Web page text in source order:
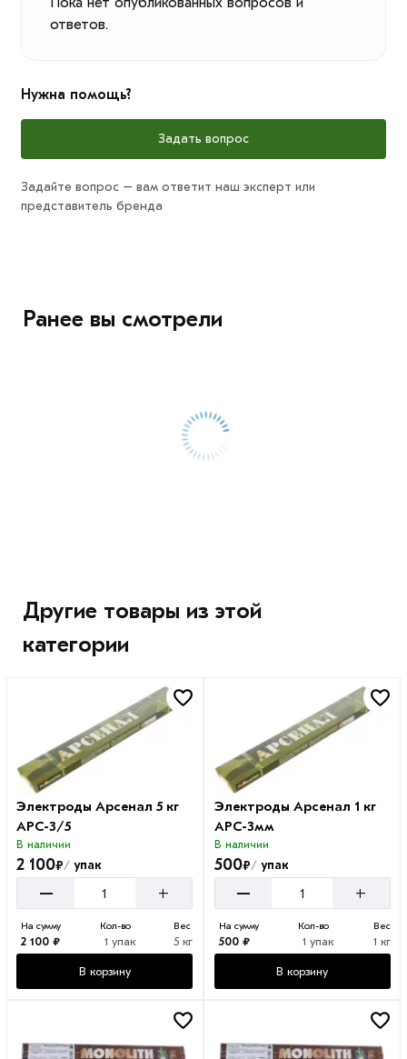
ответов.
Нужна помощь?
Задать вопрос
Задайте вопрос – вам ответит наш эксперт или
представитель бренда
Ранее вы смотрели
Другие товары из этой
категории
Электроды Арсенал 5 кг
АРС-3/5
В наличии
2 100₽/ упак
– +
На сумму
2 100 ₽
Кол-во
1 упак
Вес
5 кг
В корзину
Электроды Арсенал 1 кг
АРС-3мм
В наличии
500₽/упак
– +
На сумму
500 ₽
Кол-во
1 упак
Вес
1 кг
В корзину